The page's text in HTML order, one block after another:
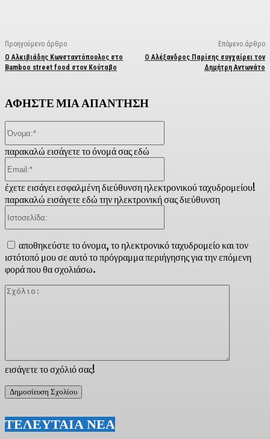
Προηγούμενο άρθρο
Ο Αλκιβιάδης Κωνσταντόπουλος στο
Bamboo street food στον Κούταβο
Επόμενο άρθρο
Ο Αλέξανδρος Παρίσης συγχαίρει τον
Δημήτρη Αντωνάτο
ΑΦΗΣΤΕ ΜΙΑ ΑΠΑΝΤΗΣΗ
εισάγετε το σχόλιό σας!
παρακαλώ εισάγετε το όνομά σας εδώ
έχετε εισάγει εσφαλμένη διεύθυνση ηλεκτρονικού ταχυδρομείου!
παρακαλώ εισάγετε εδώ την ηλεκτρονική σας διεύθυνση
αποθηκεύστε το όνομα, το ηλεκτρονικό ταχυδρομείο και τον
ιστότοπό μου σε αυτό το πρόγραμμα περιήγησης για την επόμενη
φορά που θα σχολιάσω.
ΤΕΛΕΥΤΑΙΑ ΝΕΑ